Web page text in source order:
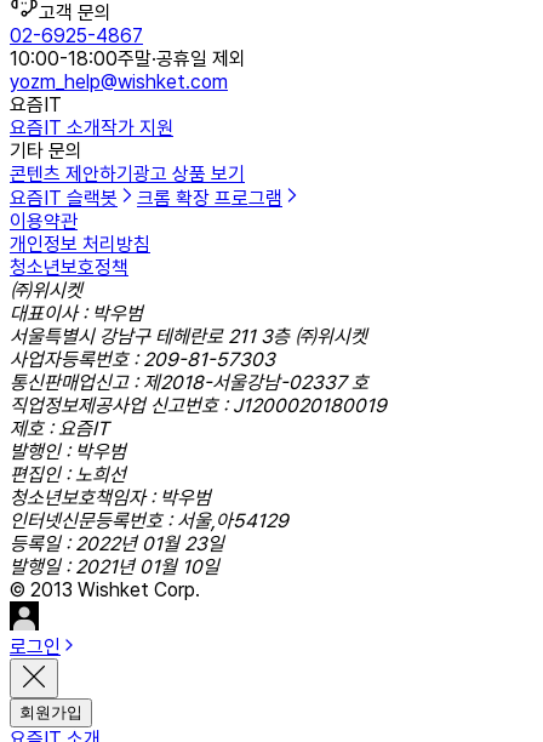
고객 문의
02-6925-4867
10:00-18:00주말·공휴일 제외
yozm_help@wishket.com
요즘IT
요즘IT 소개작가 지원
기타 문의
콘텐츠 제안하기 광고 상품 보기
요즘IT 슬랙봇
크롬 확장 프로그램
이용약관
개인정보 처리방침
청소년보호정책
㈜위시켓
대표이사 : 박우범
서울특별시 강남구 테헤란로 211 3층 ㈜위시켓
사업자등록번호 : 209-81-57303
통신판매업신고 : 제2018-서울강남-02337 호
직업정보제공사업 신고번호 : J1200020180019
제호 : 요즘IT
발행인 : 박우범
편집인 : 노희선
청소년보호책임자 : 박우범
인터넷신문등록번호 : 서울,아54129
등록일 : 2022년 01월 23일
발행일 : 2021년 01월 10일
© 2013 Wishket Corp.
로그인
회원가입